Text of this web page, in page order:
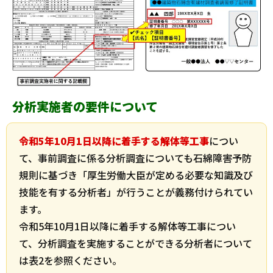
分析実施者の要件について
令和5年10月1日以降に着手する解体等工事につい
て、事前調査に係る分析調査についても石綿障害予防
規則に基づき「厚生労働大臣が定める必要な知識及び
技能を有する分析者」が行うことが義務付けられてい
ます。
令和5年10月1日以降に着手する解体等工事につい
て、分析調査を実施することができる分析者について
は表2を参照ください。